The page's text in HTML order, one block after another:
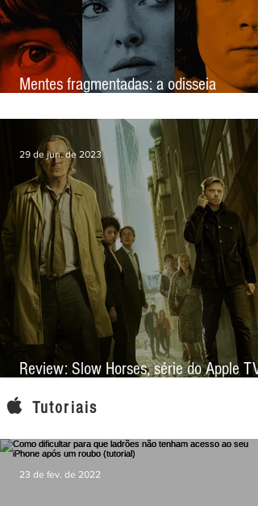
Mentes fragmentadas: a odisseia
psicológica de Entre Estranhos (The
Crowded Room) - Review
Review: Slow Horses, série do Apple
mira na espionagem, mas conquista pela
narrativa e elenco
29 de jun. de 2023
Tutoriais